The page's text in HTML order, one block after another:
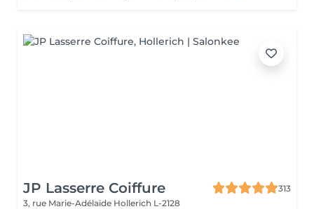
JP Lasserre Coiffure
313
3, rue Marie-Adélaïde Hollerich L-2128